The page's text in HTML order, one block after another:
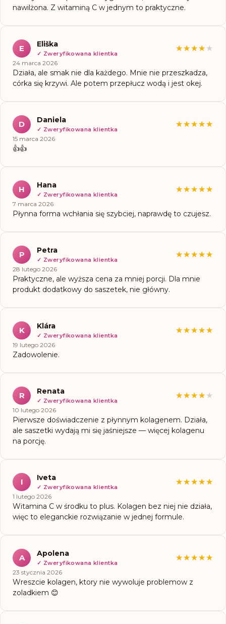
nawilżona. Z witaminą C w jednym to praktyczne.
E Eliška
✓ Zweryfikowana klientka
★★★★★
★★★★★
24 marca 2026
Działa, ale smak nie dla każdego. Mnie nie przeszkadza,
córka się krzywi. Ale potem przepłucz wodą i jest okej.
D Daniela
✓ Zweryfikowana klientka
★★★★★
★★★★★
15 marca 2026
👍👍
H Hana
✓ Zweryfikowana klientka
★★★★★
★★★★★
7 marca 2026
Płynna forma wchłania się szybciej, naprawdę to czujesz.
P Petra
✓ Zweryfikowana klientka
★★★★★
★★★★★
28 lutego 2026
Praktyczne, ale wyższa cena za mniej porcji. Dla mnie
produkt dodatkowy do saszetek, nie główny.
K Klára
✓ Zweryfikowana klientka
★★★★★
★★★★★
19 lutego 2026
Zadowolenie.
R Renata
✓ Zweryfikowana klientka
★★★★★
★★★★★
10 lutego 2026
Pierwsze doświadczenie z płynnym kolagenem. Działa,
ale saszetki wydają mi się jaśniejsze — więcej kolagenu
na porcję.
I Iveta
✓ Zweryfikowana klientka
★★★★★
★★★★★
1 lutego 2026
Witamina C w środku to plus. Kolagen bez niej nie działa,
więc to eleganckie rozwiązanie w jednej formule.
A Apolena
✓ Zweryfikowana klientka
★★★★★
★★★★★
23 stycznia 2026
Wreszcie kolagen, ktory nie wywoluje problemow z
zoladkiem 😊